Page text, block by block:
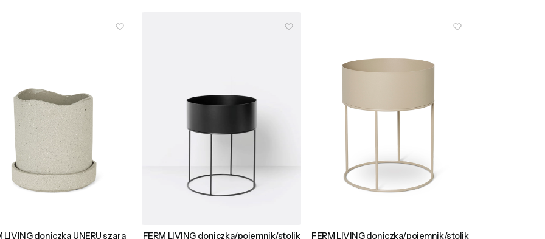
LIVING doniczka UNERU szara
FERM LIVING doniczka/pojemnik/stolik
FERM LIVING doniczka/pojemnik/stolik